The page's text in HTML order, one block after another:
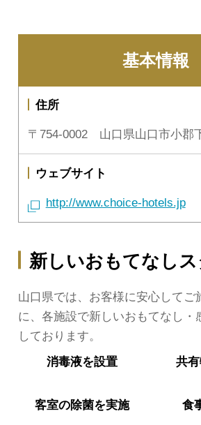
基本情報
住所
〒754-0002 山口県山口市小郡
ウェブサイト
http://www.choice-hotels.jp
新しいおもてなし
山口県では、お客様に安心してご
に、各施設で新しいおもてなし・
しております。
消毒液を設置 共
客室の除菌を実施 食